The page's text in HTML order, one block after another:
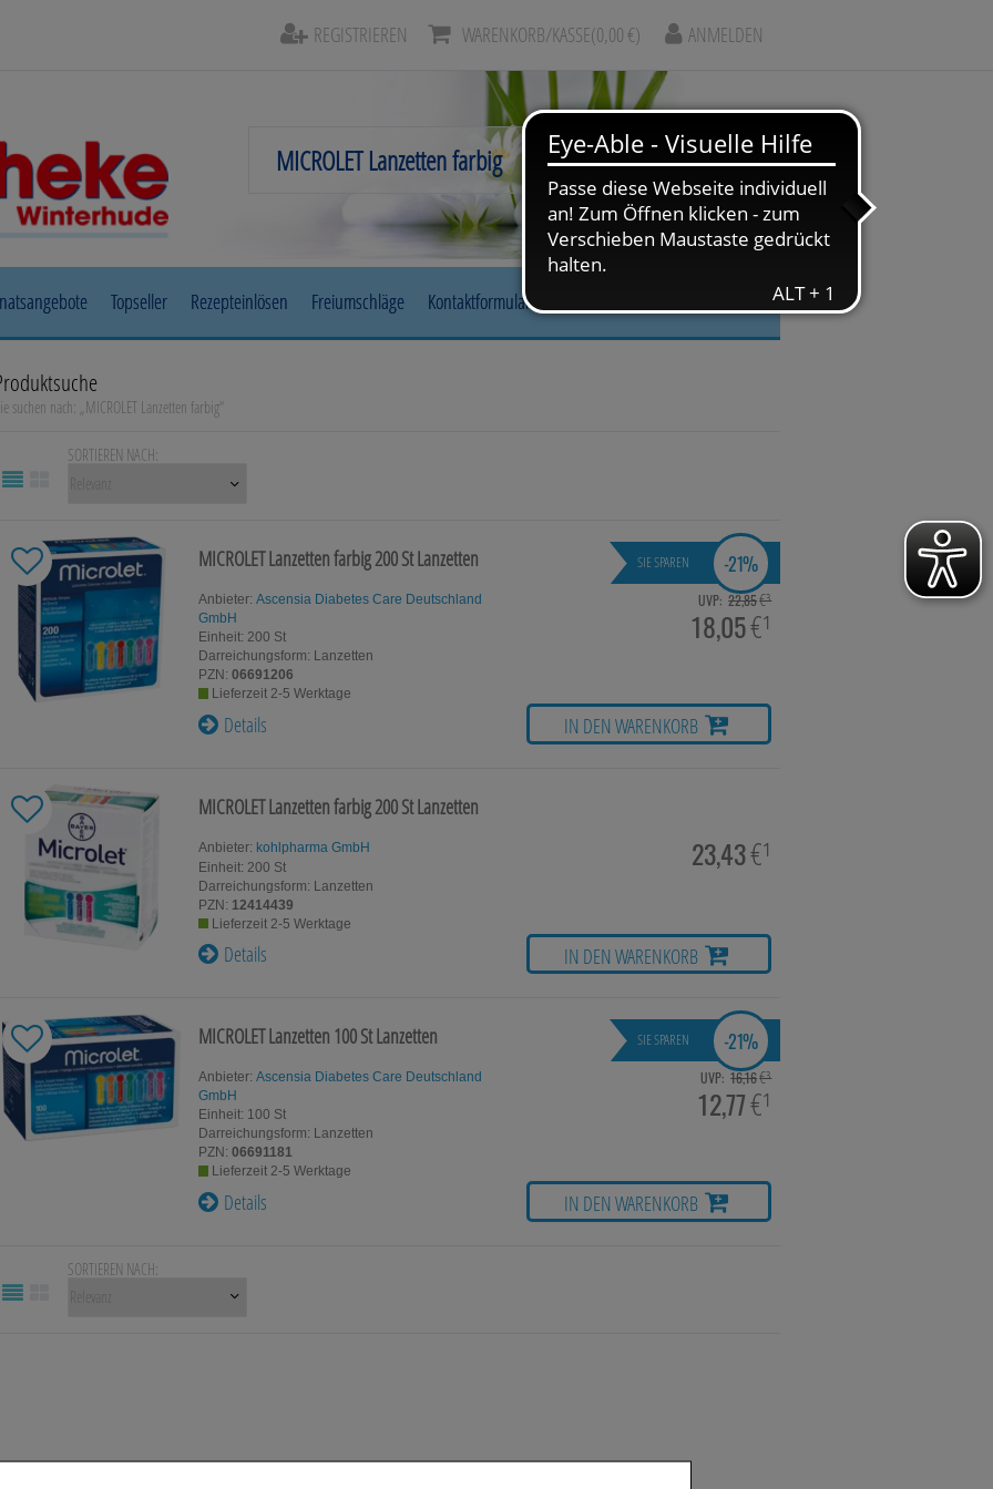
REGISTRIEREN WARENKORB/KASSE(0,00 €) ANMELDEN
Diabetes
Herz, Kreislauf & Gefäße
Für Kinder
Schwangerschaft & Stillzeit Homöopathie, Schüsslersalze & Bachblüten
Original
Gesundheit & Fitness
Tablettenspender & Tablettenteiler
Topseller Rezepteinlösen Freiumschläge Kontaktformular
suchen nach: MICROLET Lanzetten farbig
SORTIEREN NACH:
MICROLET Lanzetten farbig200 StLanzetten
Anbieter: Ascensia Diabetes Care Deutschland
GmbH
Einheit: 200 St
Darreichungsform: Lanzetten
PZN: 06691206
UVP: 22,85€³
18,05€¹
SIE SPAREN -21%
Lieferzeit 2-5 Werktage
IN DEN WARENKORB
Details
MICROLET Lanzetten farbig200 StLanzetten
Anbieter: kohlpharma GmbH
Einheit: 200 St
Darreichungsform: Lanzetten
PZN: 12414439
23,43€¹
Lieferzeit 2-5 Werktage
IN DEN WARENKORB
Details
MICROLET Lanzetten 100 StLanzetten
Anbieter: Ascensia Diabetes Care Deutschland
GmbH
Einheit: 100 St
Darreichungsform: Lanzetten
PZN: 06691181
UVP: 16,16€³
12,77€¹
SIE SPAREN -21%
Lieferzeit 2-5 Werktage
IN DEN WARENKORB
Details
SORTIEREN NACH: